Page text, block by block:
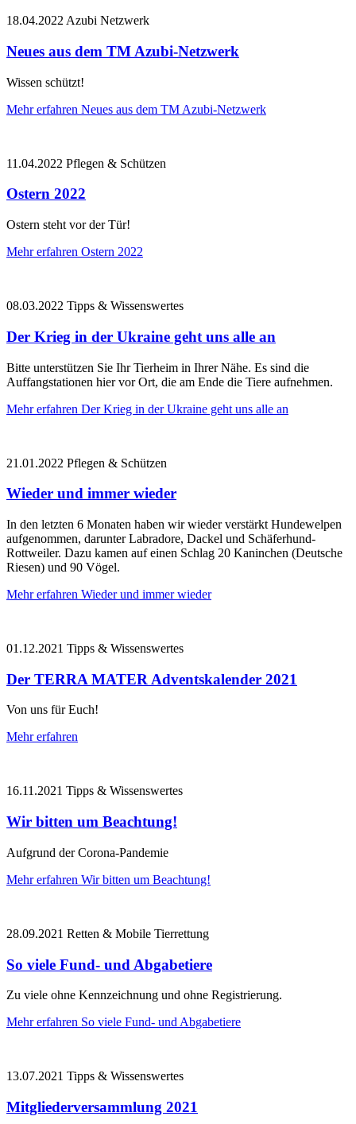
18.04.2022 Azubi Netzwerk
Neues aus dem TM Azubi-Netzwerk
Wissen schützt!
Mehr erfahren Neues aus dem TM Azubi-Netzwerk
11.04.2022 Pflegen & Schützen
Ostern 2022
Ostern steht vor der Tür!
Mehr erfahren Ostern 2022
08.03.2022 Tipps & Wissenswertes
Der Krieg in der Ukraine geht uns alle an
Bitte unterstützen Sie Ihr Tierheim in Ihrer Nähe. Es sind die
Auffangstationen hier vor Ort, die am Ende die Tiere aufnehmen.
Mehr erfahren Der Krieg in der Ukraine geht uns alle an
21.01.2022 Pflegen & Schützen
Wieder und immer wieder
In den letzten 6 Monaten haben wir wieder verstärkt Hundewelpen
aufgenommen, darunter Labradore, Dackel und Schäferhund-
Rottweiler. Dazu kamen auf einen Schlag 20 Kaninchen (Deutsche
Riesen) und 90 Vögel.
Mehr erfahren Wieder und immer wieder
01.12.2021 Tipps & Wissenswertes
Der TERRA MATER Adventskalender 2021
Von uns für Euch!
Mehr erfahren
16.11.2021 Tipps & Wissenswertes
Wir bitten um Beachtung!
Aufgrund der Corona-Pandemie
Mehr erfahren Wir bitten um Beachtung!
28.09.2021 Retten & Mobile Tierrettung
So viele Fund- und Abgabetiere
Zu viele ohne Kennzeichnung und ohne Registrierung.
Mehr erfahren So viele Fund- und Abgabetiere
13.07.2021 Tipps & Wissenswertes
Mitgliederversammlung 2021